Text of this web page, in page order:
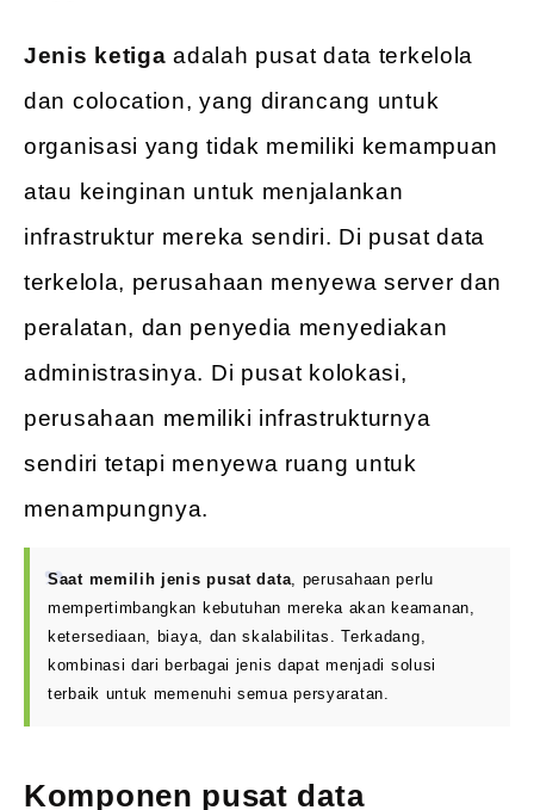
Jenis ketiga adalah pusat data terkelola
dan colocation, yang dirancang untuk
organisasi yang tidak memiliki kemampuan
atau keinginan untuk menjalankan
infrastruktur mereka sendiri. Di pusat data
terkelola, perusahaan menyewa server dan
peralatan, dan penyedia menyediakan
administrasinya. Di pusat kolokasi,
perusahaan memiliki infrastrukturnya
sendiri tetapi menyewa ruang untuk
menampungnya.
Saat memilih jenis pusat data, perusahaan perlu
mempertimbangkan kebutuhan mereka akan keamanan,
ketersediaan, biaya, dan skalabilitas. Terkadang,
kombinasi dari berbagai jenis dapat menjadi solusi
terbaik untuk memenuhi semua persyaratan.
Komponen pusat data